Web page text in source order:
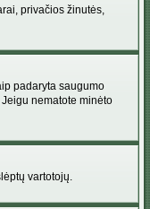
privačios žinutės,
padaryta saugumo
nematote minėto
vartotojų.